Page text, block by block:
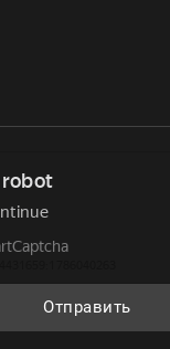
Отправить